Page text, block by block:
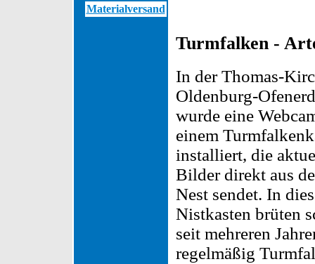
Materialversand
Turmfalken -
In der Thomas-
Oldenburg-
wurde eine
einem
installiert, die
Bilder direkt aus
Nest sendet. In
Nistkasten brüten
seit mehreren
regelmäßig